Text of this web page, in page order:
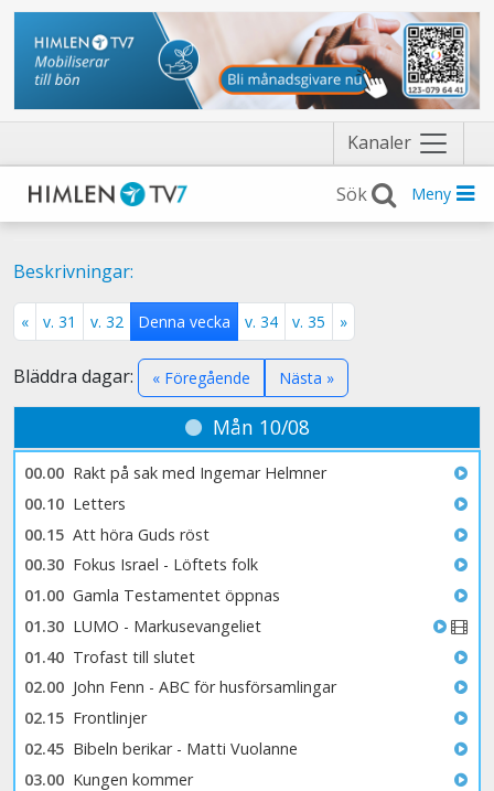
Kanaler Näytä
valikko
Meny
Beskrivningar:
« v. 31 v. 32 Denna vecka v. 34 v. 35 »
Bläddra dagar: « Föregående Nästa »
Mån 10/08
00.00 Rakt på sak med Ingemar Helmner
00.10 Letters
00.15 Att höra Guds röst
00.30 Fokus Israel - Löftets folk
01.00 Gamla Testamentet öppnas
01.30 LUMO - Markusevangeliet
01.40 Trofast till slutet
02.00 John Fenn - ABC för husförsamlingar
02.15 Frontlinjer
02.45 Bibeln berikar - Matti Vuolanne
03.00 Kungen kommer